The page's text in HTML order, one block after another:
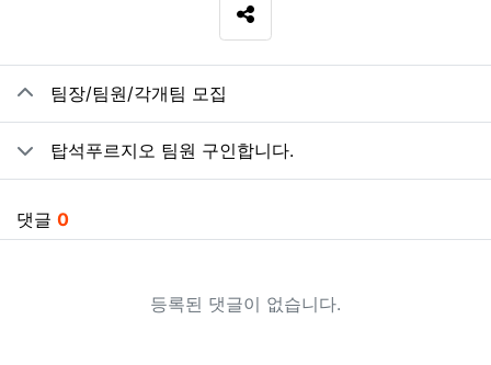
SNS 공유
관련자료
팀장/팀원/각개팀 모집
탑석푸르지오 팀원 구인합니다.
댓글 0
등록된 댓글이 없습니다.